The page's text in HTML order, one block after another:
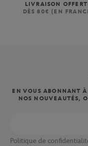
LIVRAISON
DÈS 80€ (EN
EN VOUS ABONNANT À
NOS NOUVEAUTÉS,
Politique de